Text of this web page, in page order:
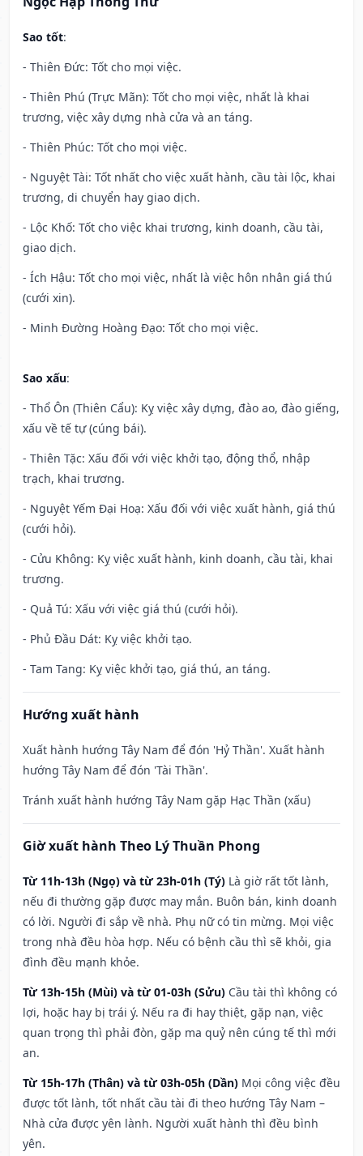
Sao tốt:
- Thiên Đức: Tốt cho mọi việc.
- Thiên Phú (Trực Mãn): Tốt cho mọi việc, nhất là khai
trương, việc xây dựng nhà cửa và an táng.
- Thiên Phúc: Tốt cho mọi việc.
- Nguyệt Tài: Tốt nhất cho việc xuất hành, cầu tài lộc, khai
trương, di chuyển hay giao dịch.
- Lộc Khố: Tốt cho việc khai trương, kinh doanh, cầu tài,
giao dịch.
- Ích Hậu: Tốt cho mọi việc, nhất là việc hôn nhân giá thú
(cưới xin).
- Minh Đường Hoàng Đạo: Tốt cho mọi việc.
Sao xấu:
- Thổ Ôn (Thiên Cẩu): Kỵ việc xây dựng, đào ao, đào giếng,
xấu về tế tự (cúng bái).
- Thiên Tặc: Xấu đối với việc khởi tạo, động thổ, nhập
trạch, khai trương.
- Nguyệt Yếm Đại Hoạ: Xấu đối với việc xuất hành, giá thú
(cưới hỏi).
- Cửu Không: Kỵ việc xuất hành, kinh doanh, cầu tài, khai
trương.
- Quả Tú: Xấu với việc giá thú (cưới hỏi).
- Phủ Đầu Dát: Kỵ việc khởi tạo.
- Tam Tang: Kỵ việc khởi tạo, giá thú, an táng.
Hướng xuất hành
Xuất hành hướng Tây Nam để đón 'Hỷ Thần'. Xuất hành
hướng Tây Nam để đón 'Tài Thần'.
Tránh xuất hành hướng Tây Nam gặp Hạc Thần (xấu)
Giờ xuất hành Theo Lý Thuần Phong
Từ 11h-13h (Ngọ) và từ 23h-01h (Tý) Là giờ rất tốt lành,
nếu đi thường gặp được may mắn. Buôn bán, kinh doanh
có lời. Người đi sắp về nhà. Phụ nữ có tin mừng. Mọi việc
trong nhà đều hòa hợp. Nếu có bệnh cầu thì sẽ khỏi, gia
đình đều mạnh khỏe.
Từ 13h-15h (Mùi) và từ 01-03h (Sửu) Cầu tài thì không có
lợi, hoặc hay bị trái ý. Nếu ra đi hay thiệt, gặp nạn, việc
quan trọng thì phải đòn, gặp ma quỷ nên cúng tế thì mới
an.
Từ 15h-17h (Thân) và từ 03h-05h (Dần) Mọi công việc đều
được tốt lành, tốt nhất cầu tài đi theo hướng Tây Nam –
Nhà cửa được yên lành. Người xuất hành thì đều bình
yên.